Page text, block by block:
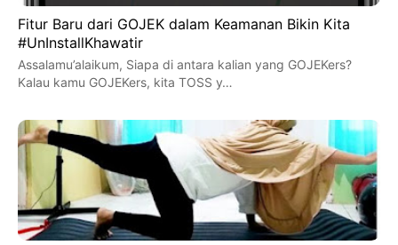
Fitur Baru dari GOJEK dalam Keamanan Bikin Kita
#UnInstallKhawatir
Assalamu’alaikum, Siapa di antara kalian yang GOJEKers?
Kalau kamu GOJEKers, kita TOSS y…